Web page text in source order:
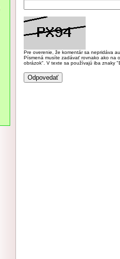
Pre overenie, že komentár sa nepridáva
Písmená musíte zadávať rovnako ako na
obrázok". V texte sa používajú iba znaky